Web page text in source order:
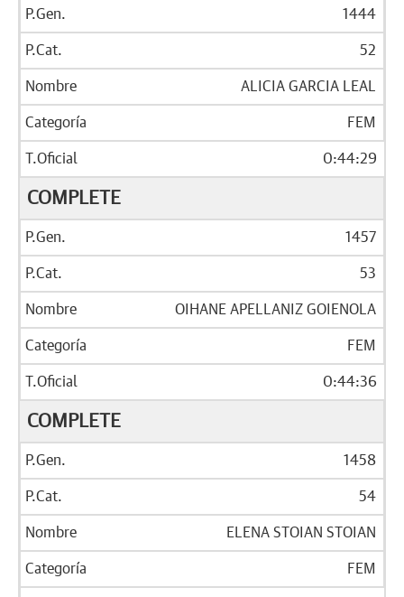
1444
52
ALICIA GARCIA LEAL
FEM
0:44:29
COMPLETE
1457
53
OIHANE APELLANIZ GOIENOLA
FEM
0:44:36
COMPLETE
1458
54
ELENA STOIAN STOIAN
FEM